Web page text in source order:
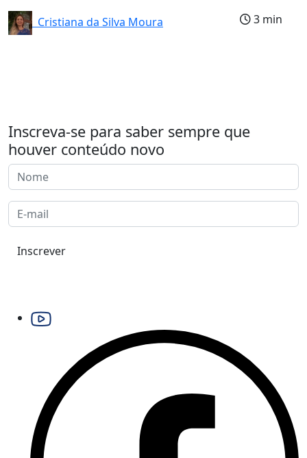
Cristiana da Silva Moura
3 min
Inscreva-se para saber sempre que
houver conteúdo novo
Inscrever